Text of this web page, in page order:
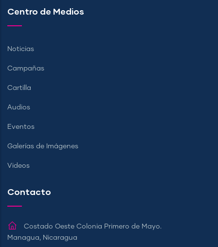
Centro de Medios
Noticias
Campañas
Cartilla
Audios
Eventos
Galerías de Imágenes
Videos
Contacto
Costado Oeste Colonia Primero de Mayo.
Managua, Nicaragua